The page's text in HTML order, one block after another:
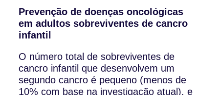
Prevenção de doenças oncológicas
em adultos sobreviventes de cancro
infantil
O número total de sobreviventes de
cancro infantil que desenvolvem um
segundo cancro é pequeno (menos de
10% com base na investigação atual), e